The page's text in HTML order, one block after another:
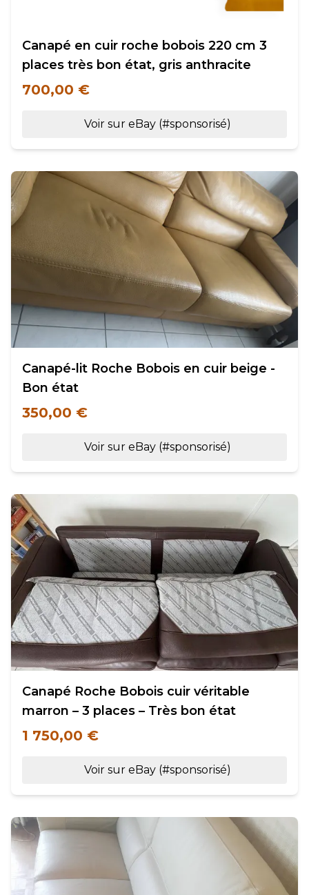
Canapé en cuir roche bobois 220 cm 3
places très bon état, gris anthracite
700,00 €
Voir sur eBay (#sponsorisé)
Canapé-lit Roche Bobois en cuir beige -
Bon état
350,00 €
Voir sur eBay (#sponsorisé)
Canapé Roche Bobois cuir véritable
marron – 3 places – Très bon état
1 750,00 €
Voir sur eBay (#sponsorisé)